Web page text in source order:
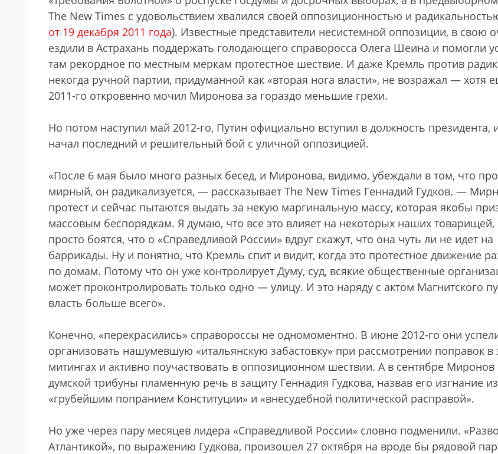
The New Times с удовольствием хвалился своей оппозиционностью и
от 19 декабря 2011 года). Известные представители несистемной оппозиции, в свою
ездили в Астрахань поддержать голодающего справоросса Олега Шеина и помогли
там рекордное по местным меркам протестное шествие. И даже Кремль против
некогда ручной партии, придуманной как «вторая нога власти», не возражал — хотя
2011-го откровенно мочил Миронова за гораздо меньшие грехи.
Но потом наступил май 2012-го, Путин официально вступил в должность президента,
начал последний и решительный бой с уличной оппозицией.
«После 6 мая было много разных бесед, и Миронова, видимо, убеждали в том, что
мирный, он радикализуется, — рассказывает The New Times Геннадий Гудков. —
протест и сейчас пытаются выдать за некую маргинальную массу, которая якобы
массовым беспорядкам. Я думаю, что все это влияет на некоторых наших товарищей,
просто боятся, что о «Справедливой России» вдруг скажут, что она чуть ли не идет на
баррикады. Ну и понятно, что Кремль спит и видит, когда это протестное движение
по домам. Потому что он уже контролирует Думу, суд, всякие общественные
может проконтролировать только одно — улицу. И это наряду с актом Магнитского
власть больше всего».
Конечно, «перекрасились» справороссы не одномоментно. В июне 2012-го они
организовать нашумевшую «итальянскую забастовку» при рассмотрении поправок в
митингах и активно поучаствовать в оппозиционном шествии. А в сентябре Миронов
думской трибуны пламенную речь в защиту Геннадия Гудкова, назвав его изгнание
«грубейшим попранием Конституции» и «внесудебной политической расправой».
Но уже через пару месяцев лидера «Справедливой России» словно подменили.
Атлантикой», по выражению Гудкова, произошел 27 октября на вроде бы рядовой